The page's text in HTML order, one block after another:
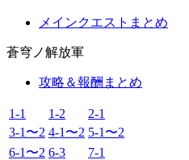
メインクエストまとめ
蒼穹ノ解放軍
攻略＆報酬まとめ
1-1 1-2
2-1
3-1〜2 4-1〜2 5-1〜2
6-1〜2 6-3
7-1